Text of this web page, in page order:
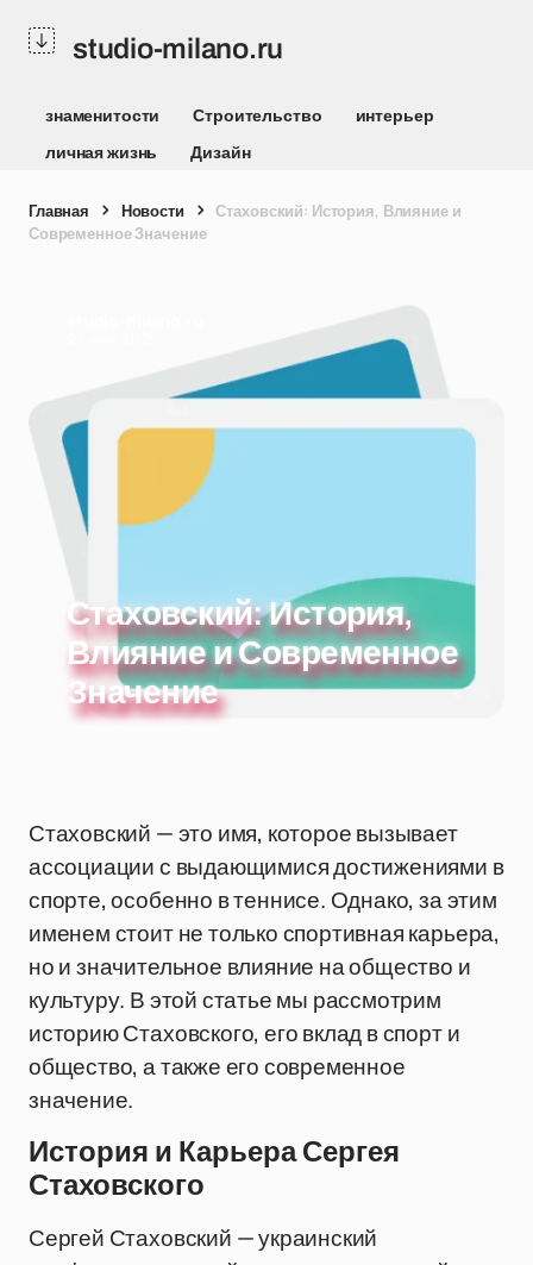
studio-milano.ru
знаменитости Строительство
интерьер
личная жизнь
Дизайн
Главная Новости
Стаховский: История, Влияние и
Современное Значение
Стаховский: История,
Влияние и Современное
Значение
Стаховский — это имя, которое вызывает
ассоциации с выдающимися достижениями в
спорте, особенно в теннисе. Однако, за этим
именем стоит не только спортивная карьера,
но и значительное влияние на общество и
культуру. В этой статье мы рассмотрим
историю Стаховского, его вклад в спорт и
общество, а также его современное
значение.
История и Карьера Сергея
Стаховского
Сергей Стаховский — украинский